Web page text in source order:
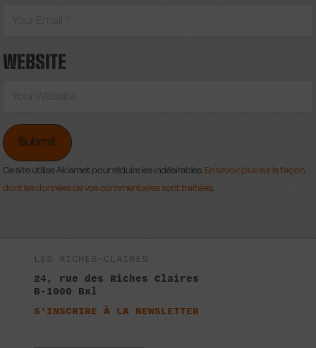
WEBSITE
Ce site utilise Akismet pour réduire les indésirables. En savoir plus sur la façon
dont les données de vos commentaires sont traitées
LES RICHES-CLAIRES
24, rue des Riches Claires
B-1000 Bxl
S'INSCRIRE À LA NEWSLETTER